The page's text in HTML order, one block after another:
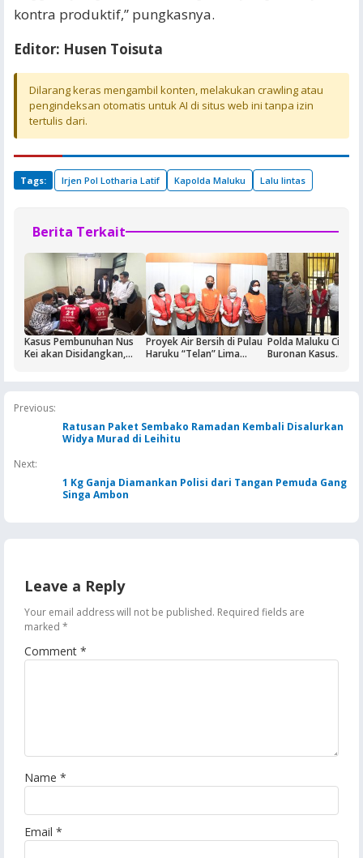
kontra produktif,” pungkasnya.
Editor: Husen Toisuta
Dilarang keras mengambil konten, melakukan crawling atau
pengindeksan otomatis untuk AI di situs web ini tanpa izin
tertulis dari.
Tags: Irjen Pol Lotharia Latif Kapolda Maluku Lalu lintas
Berita Terkait
Kasus Pembunuhan Nus
Kei akan Disidangkan,
Proyek Air Bersih di Pulau
Haruku “Telan” Lima
Polda Maluku Ciduk
Buronan Kasus
Previous:
Ratusan Paket Sembako Ramadan Kembali Disalurkan
Widya Murad di Leihitu
Next:
1 Kg Ganja Diamankan Polisi dari Tangan Pemuda Gang
Singa Ambon
Leave a Reply
Your email address will not be published. Required fields are
marked *
Comment *
Name *
Email *